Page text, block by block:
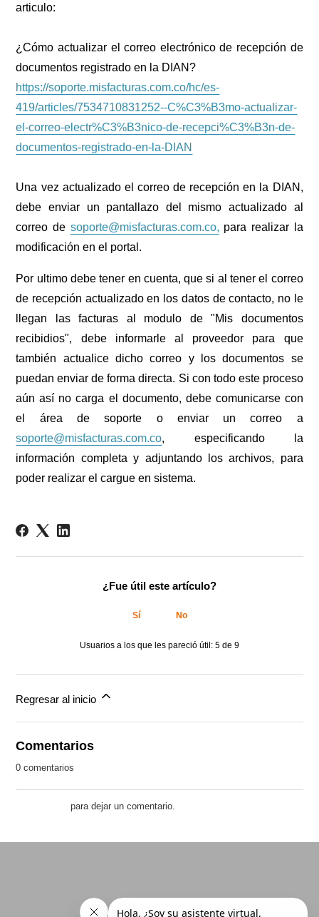
articulo:
¿Cómo actualizar el correo electrónico de recepción de
documentos registrado en la DIAN?
https://soporte.misfacturas.com.co/hc/es-
419/articles/7534710831252--C%C3%B3mo-actualizar-
el-correo-electr%C3%B3nico-de-recepci%C3%B3n-de-
documentos-registrado-en-la-DIAN
Una vez actualizado el correo de recepción en la DIAN,
debe enviar un pantallazo del mismo actualizado al
correo de soporte@misfacturas.com.co, para realizar la
modificación en el portal.
Por ultimo debe tener en cuenta, que si al tener el correo
de recepción actualizado en los datos de contacto, no le
llegan las facturas al modulo de "Mis documentos
recibidios", debe informarle al proveedor para que
también actualice dicho correo y los documentos se
puedan enviar de forma directa. Si con todo este proceso
aún así no carga el documento, debe comunicarse con
el área de soporte o enviar un correo a
soporte@misfacturas.com.co, especificando la
información completa y adjuntando los archivos, para
poder realizar el cargue en sistema.
¿Fue útil este artículo?
Sí No
Usuarios a los que les pareció útil: 5 de 9
Regresar al inicio
Comentarios
0 comentarios
para dejar un comentario.